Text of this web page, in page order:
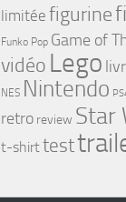
limitée figurine
Funko Pop Game of
vidéo Lego
NES Nintendo
retro review Star
t-shirttest